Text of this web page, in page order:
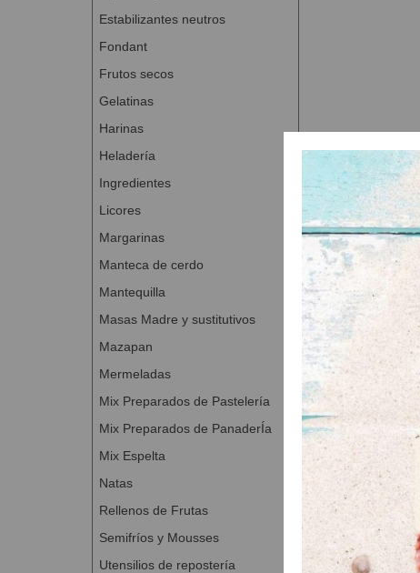
Estabilizantes neutros
Fondant
Frutos secos
Gelatinas
Harinas
Heladería
Ingredientes
Licores
Margarinas
Manteca de cerdo
Mantequilla
Masas Madre y sustitutivos
Mazapan
Mermeladas
Mix Preparados de Pastelería
Mix Preparados de PanaderÍa
Mix Espelta
Natas
Rellenos de Frutas
Semifríos y Mousses
Utensilios de repostería